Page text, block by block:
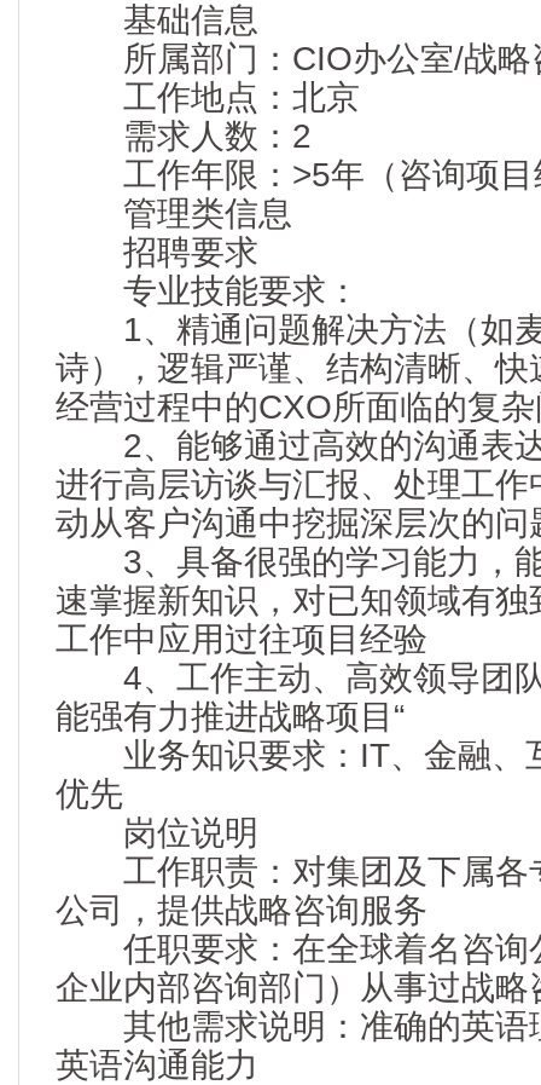
基础信息
所属部门：CIO办公室/战略
工作地点：北京
需求人数：2
工作年限：>5年（咨询项目
管理类信息
招聘要求
专业技能要求：
1、精通问题解决方法（如
诗），逻辑严谨、结构清晰、
经营过程中的CXO所面临的复
2、能够通过高效的沟通表
进行高层访谈与汇报、处理工
动从客户沟通中挖掘深层次的问
3、具备很强的学习能力，
速掌握新知识，对已知领域有
工作中应用过往项目经验
4、工作主动、高效领导团
能强有力推进战略项目“
业务知识要求：IT、金融、
优先
岗位说明
工作职责：对集团及下属各
公司，提供战略咨询服务
任职要求：在全球着名咨询
企业内部咨询部门）从事过战
其他需求说明：准确的英语
英语沟通能力